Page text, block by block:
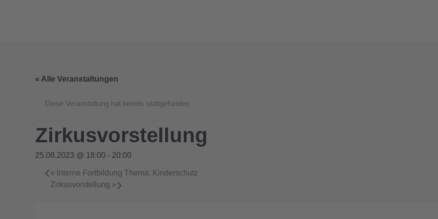
« Alle Veranstaltungen
Diese Veranstaltung hat bereits stattgefunden.
Zirkusvorstellung
25.08.2023 @ 18:00 - 20:00
« Interne Fortbildung Thema: Kinderschutz
Zirkusvorstellung »